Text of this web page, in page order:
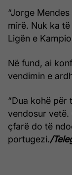
“Jorge
mirë. Nuk ka
Ligën e
Në fund, ai
vendimin e
“Dua kohë për
vendosur vetë.
çfarë do të
portugezi./